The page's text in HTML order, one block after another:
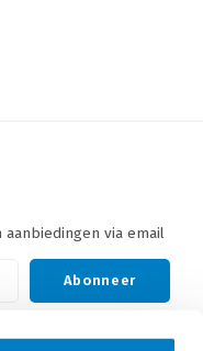
via email
Abonneer